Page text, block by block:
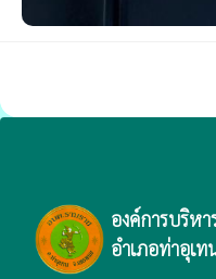
องค์การบริห
อำเภอท่าอุเ